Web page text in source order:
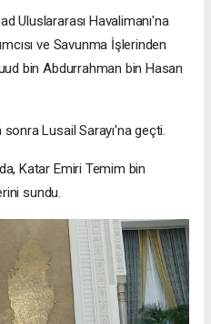
Uluslararası Havalimanı'na
ve Savunma İşlerinden
bin Abdurrahman bin Hasan
Lusail Sarayı'na geçti.
Katar Emiri Temim bin
sundu.